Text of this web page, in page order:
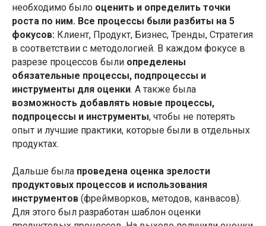
необходимо было оценить и определить точки
роста по ним. Все процессы были разбиты на 5
фокусов: Клиент, Продукт, Бизнес, Тренды, Стратегия
в соответствии с методологией. В каждом фокусе в
разрезе процессов были определены
обязательные процессы, подпроцессы и
инструменты для оценки. А также была
возможность добавлять новые процессы,
подпроцессы и инструменты, чтобы не потерять
опыт и лучшие практики, которые были в отдельных
продуктах.
Дальше была проведена оценка зрелости
продуктовых процессов и использования
инструментов (фреймворков, методов, канвасов).
Для этого был разработан шаблон оценки